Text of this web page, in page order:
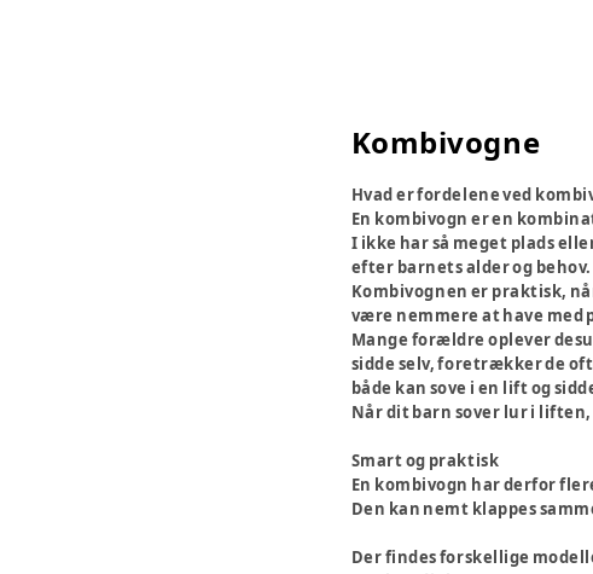
Kombivogne
Hvad er fordelene ved
En kombivogn er en
I ikke har så meget plads
efter barnets alder og behov.
Kombivognen er praktisk,
være nemmere at have med
Mange forældre oplever
sidde selv, foretrækker de
både kan sove i en lift og
Når dit barn sover lur i
Smart og praktisk
En kombivogn har derfor
Den kan nemt klappes
Der findes forskellige